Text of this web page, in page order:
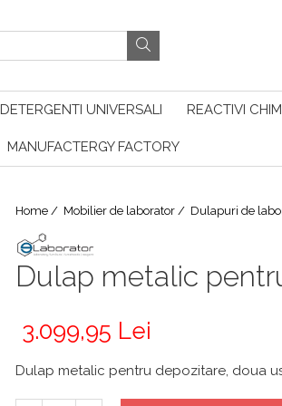
DETERGENTI UNIVERSALI REACTIVI
MANUFACTERGY FACTORY
Home / Mobilier de laborator / Dulapuri de
Dulap metalic
3.099,95 Lei
Dulap metalic pentru depozitare, doua